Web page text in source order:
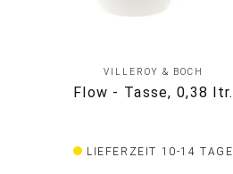
VILLEROY & BOCH
Flow - Tasse, 0,38 ltr.
LIEFERZEIT 10-14 TAGE